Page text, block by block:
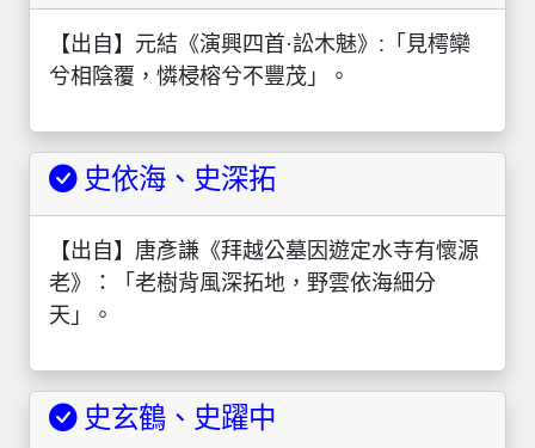
【出自】元結《演興四首·訟木魅》:「見樗欒
兮相陰覆，憐梫榕兮不豐茂」。
史依海、史深拓
【出自】唐彥謙《拜越公墓因遊定水寺有懷源
老》：「老樹背風深拓地，野雲依海細分
天」。
史玄鶴、史躍中